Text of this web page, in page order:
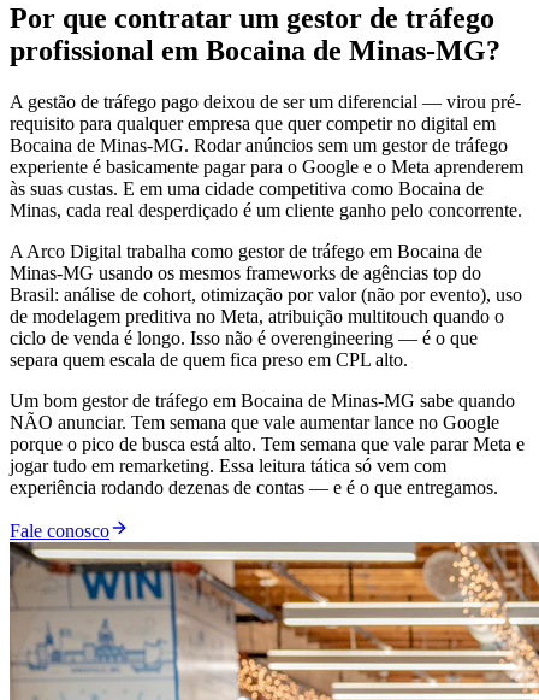
Por que contratar um gestor de tráfego
profissional em Bocaina de Minas-MG?
A gestão de tráfego pago deixou de ser um diferencial — virou pré-
requisito para qualquer empresa que quer competir no digital em
Bocaina de Minas-MG. Rodar anúncios sem um gestor de tráfego
experiente é basicamente pagar para o Google e o Meta aprenderem
às suas custas. E em uma cidade competitiva como Bocaina de
Minas, cada real desperdiçado é um cliente ganho pelo concorrente.
A Arco Digital trabalha como gestor de tráfego em Bocaina de
Minas-MG usando os mesmos frameworks de agências top do
Brasil: análise de cohort, otimização por valor (não por evento), uso
de modelagem preditiva no Meta, atribuição multitouch quando o
ciclo de venda é longo. Isso não é overengineering — é o que
separa quem escala de quem fica preso em CPL alto.
Um bom gestor de tráfego em Bocaina de Minas-MG sabe quando
NÃO anunciar. Tem semana que vale aumentar lance no Google
porque o pico de busca está alto. Tem semana que vale parar Meta e
jogar tudo em remarketing. Essa leitura tática só vem com
experiência rodando dezenas de contas — e é o que entregamos.
Fale conosco